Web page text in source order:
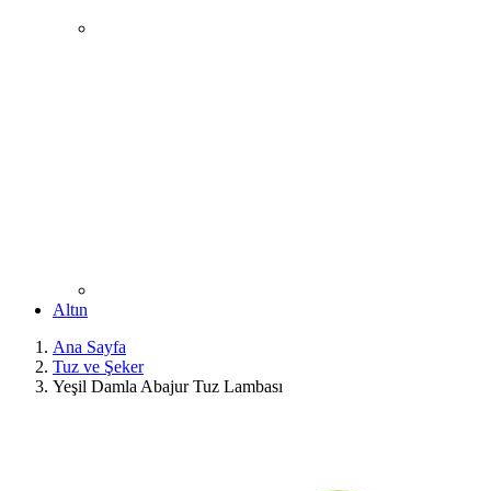
Altın
Ana Sayfa
Tuz ve Şeker
Yeşil Damla Abajur Tuz Lambası